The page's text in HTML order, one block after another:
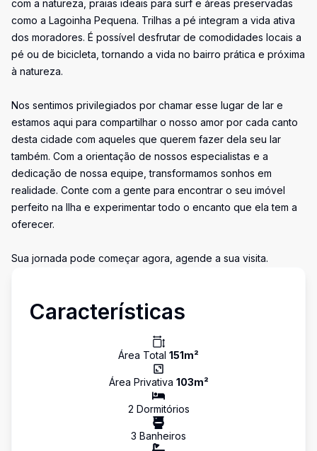
com a natureza, praias ideais para surf e áreas preservadas
como a Lagoinha Pequena. Trilhas a pé integram a vida ativa
dos moradores. É possível desfrutar de comodidades locais a
pé ou de bicicleta, tornando a vida no bairro prática e próxima
à natureza.
Nos sentimos privilegiados por chamar esse lugar de lar e
estamos aqui para compartilhar o nosso amor por cada canto
desta cidade com aqueles que querem fazer dela seu lar
também. Com a orientação de nossos especialistas e a
dedicação de nossa equipe, transformamos sonhos em
realidade. Conte com a gente para encontrar o seu imóvel
perfeito na Ilha e experimentar todo o encanto que ela tem a
oferecer.
Sua jornada pode começar agora, agende a sua visita.
Características
Área Total 151m²
Área Privativa 103m²
2 Dormitórios
3 Banheiros